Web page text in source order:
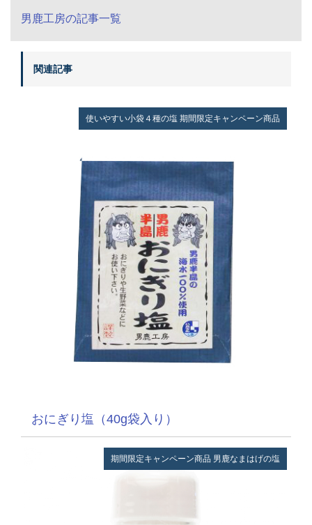
男鹿工房の記事一覧
関連記事
使いやすい小袋４種の塩 期間限定キャンペーン商品
おにぎり塩（40g袋入り）
期間限定キャンペーン商品 男鹿なまはげの塩